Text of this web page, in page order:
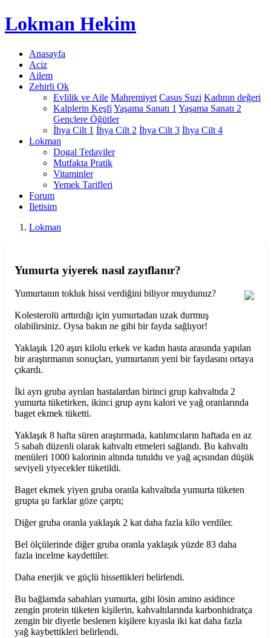
Lokman Hekim
Anasayfa
Aciz
Ailem
Zehirli Ok
Evlilik ve Aile Mahremiyet Casus Suzi Kadının değeri
Kalplerin Keşfi Yaşama Sanatı 1 Yaşama Sanatı 2
Gençlere Öğütler
İhya Cilt 1 İhya Cilt 2 İhya Cilt 3 İhya Cilt 4
Lokman
Dogal Tedaviler
Mutfakta Pratik
Vitaminler
Yemek Tarifleri
Forum
Iletisim
Lokman
Yumurta yiyerek nasıl zayıflanır?
Yumurtanın tokluk hissi verdiğini biliyor muydunuz?
Kolesterolü arttırdığı için yumurtadan uzak durmuş
olabilirsiniz. Oysa bakın ne gibi bir fayda sağlıyor!
Yaklaşık 120 aşırı kilolu erkek ve kadın hasta arasında yapılan
bir araştırmanın sonuçları, yumurtanın yeni bir faydasını ortaya
çıkardı.
İki ayrı gruba ayrılan hastalardan birinci grup kahvaltıda 2
yumurta tüketirken, ikinci grup aynı kalori ve yağ oranlarında
baget ekmek tüketti.
Yaklaşık 8 hafta süren araştırmada, katılımcıların haftada en az
5 sabah düzenli olarak kahvaltı etmeleri sağlandı. Bu kahvaltı
menüleri 1000 kalorinin altında tutuldu ve yağ açısından düşük
seviyeli yiyecekler tüketildi.
Baget ekmek yiyen gruba oranla kahvaltıda yumurta tüketen
grupta şu farklar göze çarptı;
Diğer gruba oranla yaklaşık 2 kat daha fazla kilo verdiler.
Bel ölçülerinde diğer gruba oranla yaklaşık yüzde 83 daha
fazla incelme kaydettiler.
Daha enerjik ve güçlü hissettikleri belirlendi.
Bu bağlamda sabahları yumurta, gibi lösin amino asidince
zengin protein tüketen kişilerin, kahvaltılarında karbonhidratça
zengin bir diyetle beslenen kişilere kıyasla iki kat daha fazla
yağ kaybettikleri belirlendi.